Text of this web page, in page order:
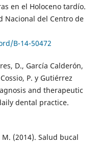
en el Holoceno tardío.
Nacional del Centro de
B-14-50472
D., García Calderón,
P. y Gutiérrez
and therapeutic
dental practice.
(2014). Salud bucal